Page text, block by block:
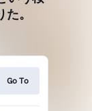
。
Go To